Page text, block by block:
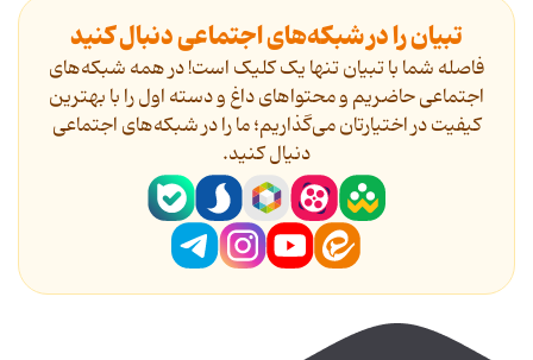
تبیان را در شبکه‌های اجتماعی دنبال کنید
فاصله شما با تبیان تنها یک کلیک است! در همه شبکه‌های
اجتماعی حاضریم و محتواهای داغ و دسته اول را با بهترین
کیفیت در اختیارتان می‌گذاریم؛ ما را در شبکه‌های اجتماعی
دنیال کنید.